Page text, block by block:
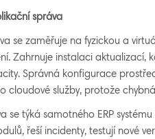
správa
se zaměřuje na fyzickou a
Zahrnuje instalaci aktualizací,
Správná konfigurace
cloudové služby, protože
se týká samotného ERP
řeší incidenty, testují nové